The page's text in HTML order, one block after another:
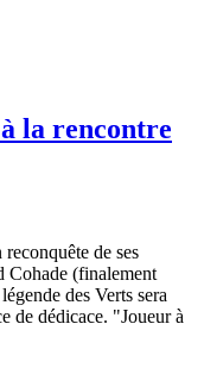
la rencontre
de ses
Cohade (finalement
des Verts sera
de dédicace. "Joueur à